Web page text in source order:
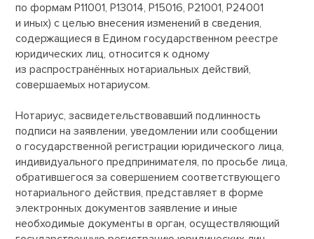
по формам Р11001, Р13014, Р15016, Р21001, Р24001
и иных) с целью внесения изменений в сведения,
содержащиеся в Едином государственном реестре
юридических лиц, относится к одному
из распространённых нотариальных действий,
совершаемых нотариусом.
Нотариус, засвидетельствовавший подлинность
подписи на заявлении, уведомлении или сообщении
о государственной регистрации юридического лица,
индивидуального предпринимателя, по просьбе лица,
обратившегося за совершением соответствующего
нотариального действия, представляет в форме
электронных документов заявление и иные
необходимые документы в орган, осуществляющий